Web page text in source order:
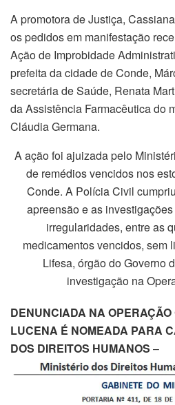
A promotora de Justiça,
os pedidos em manifestação
Ação de Improbidade
prefeita da cidade de Conde,
secretária de Saúde, Renata
da Assistência Farmacêutica do
Cláudia Germana.
A ação foi ajuizada pelo
de remédios vencidos nos
Conde. A Polícia Civil
apreensão e as
irregularidades, entre as
medicamentos vencidos, sem
Lifesa, órgão do Governo
investigação na
DENUNCIADA NA
LUCENA É NOMEADA PARA
DOS DIREITOS HUMANOS –